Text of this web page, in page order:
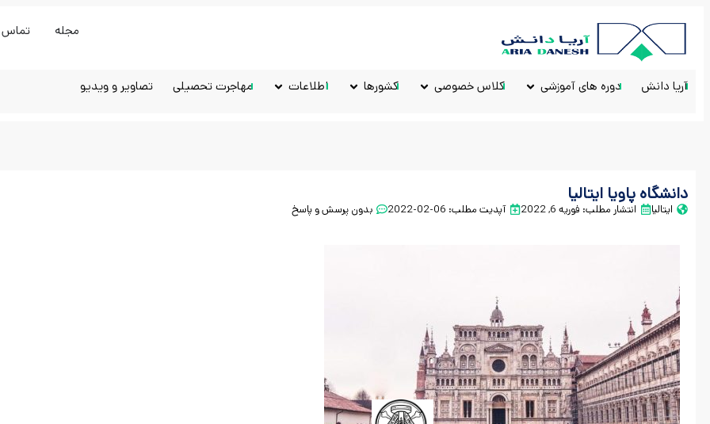
مجله تماس
آریا دانش دوره های آموزشی کلاس خصوصی کشورها اطلاعات مهاجرت تحصیلی تصاویر و ویدیو
دانشگاه پاویا ایتالیا
ایتالیا انتشار مطلب: فوریه 6, 2022 آپدیت مطلب: 06-02-2022 بدون پرسش و پاسخ